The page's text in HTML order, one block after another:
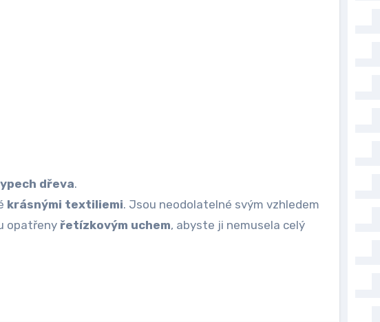
dřeva.
krásnými textiliemi. Jsou neodolatelné svým vzhledem
opatřeny řetízkovým uchem, abyste ji nemusela celý